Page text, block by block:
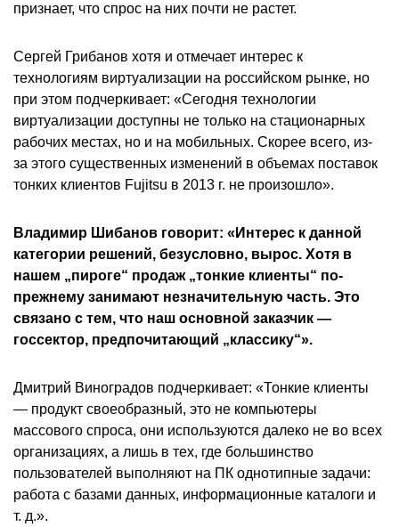
признает, что спрос на них почти не растет.
Сергей Грибанов хотя и отмечает интерес к
технологиям виртуализации на российском рынке, но
при этом подчеркивает: «Сегодня технологии
виртуализации доступны не только на стационарных
рабочих местах, но и на мобильных. Скорее всего, из-
за этого существенных изменений в объемах поставок
тонких клиентов Fujitsu в 2013 г. не произошло».
Владимир Шибанов говорит: «Интерес к данной
категории решений, безусловно, вырос. Хотя в
нашем „пироге“ продаж „тонкие клиенты“ по-
прежнему занимают незначительную часть. Это
связано с тем, что наш основной заказчик —
госсектор, предпочитающий „классику“».
Дмитрий Виноградов подчеркивает: «Тонкие клиенты
— продукт своеобразный, это не компьютеры
массового спроса, они используются далеко не во всех
организациях, а лишь в тех, где большинство
пользователей выполняют на ПК однотипные задачи:
работа с базами данных, информационные каталоги и
т. д.».